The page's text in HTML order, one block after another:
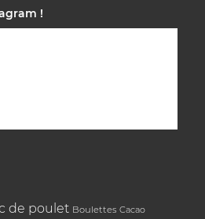
!
de poulet Boulettes Cacao